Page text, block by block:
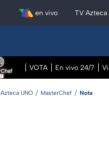
en vivo TV Azteca
VOTA En vivo 24/7
Azteca UNO MasterChef Nota